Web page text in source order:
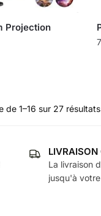
Projection
de 1–16 sur 27 résultats
LIVRAISON
La livraison
jusqu'à